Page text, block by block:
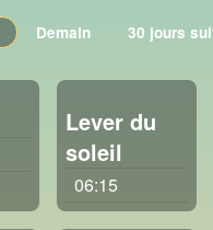
Demain 30 jours
Lever du
soleil
06:15